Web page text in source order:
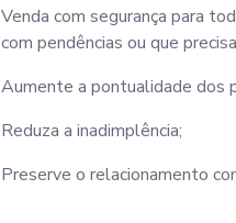
Venda com segurança para
com pendências ou que
Aumente a pontualidade dos
Reduza a inadimplência;
Preserve o relacionamento